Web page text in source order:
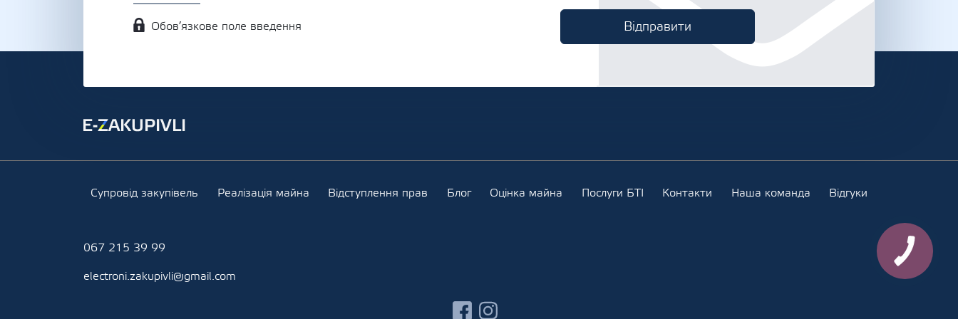
Обов’язкове поле введення
Супровід закупівель Реалізація майна Відступлення прав Блог Оцінка майна Послуги БТІ Контакти Наша команда Відгуки
067 215 39 99
electroni.zakupivli@gmail.com
facebook